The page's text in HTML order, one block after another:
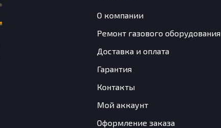
О компании
Ремонт газового оборудования
Доставка и оплата
Гарантия
Контакты
Мой аккаунт
Оформление заказа